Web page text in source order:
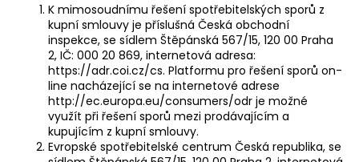
K mimosoudnímu řešení spotřebitelských sporů z
kupní smlouvy je příslušná Česká obchodní
inspekce, se sídlem Štěpánská 567/15, 120 00 Praha
2, IČ: 000 20 869, internetová adresa:
https://adr.coi.cz/cs. Platformu pro řešení sporů on-
line nacházející se na internetové adrese
http://ec.europa.eu/consumers/odr je možné
využít při řešení sporů mezi prodávajícím a
kupujícím z kupní smlouvy.
Evropské spotřebitelské centrum Česká republika, se